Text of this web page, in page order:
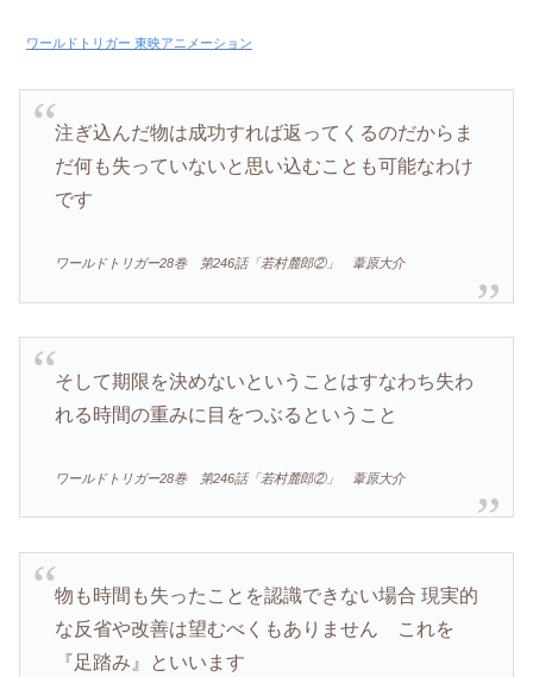
ワールドトリガー 東映アニメーション
注ぎ込んだ物は成功すれば返ってくるのだからま
だ何も失っていないと思い込むことも可能なわけ
です
ワールドトリガー28巻 第246話「若村麓郎②」 葦原大介
そして期限を決めないということはすなわち失わ
れる時間の重みに目をつぶるということ
ワールドトリガー28巻 第246話「若村麓郎②」 葦原大介
物も時間も失ったことを認識できない場合 現実的
な反省や改善は望むべくもありません これを
『足踏み』といいます